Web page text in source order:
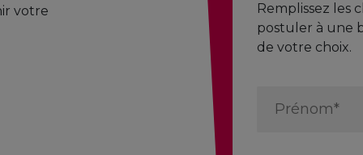
votre
Remplissez les
postuler à une
de votre choix.